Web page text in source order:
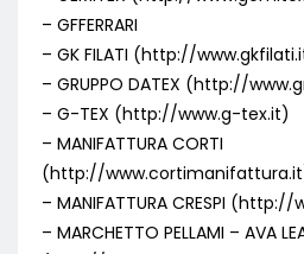
– GFFERRARI
– GK FILATI (http://
– GRUPPO DATEX (http://
– G-TEX (http://www.g-tex.it)
– MANIFATTURA CORTI
(http://
– MANIFATTURA CRESPI
– MARCHETTO PELLAMI – AVA